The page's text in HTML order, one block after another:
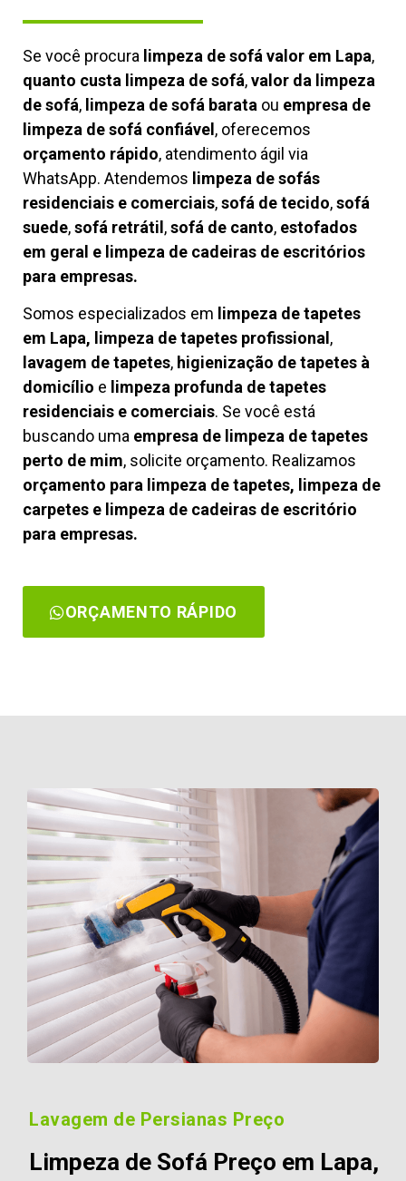
Se você procura limpeza de sofá valor em Lapa,
quanto custa limpeza de sofá,valor da limpeza
de sofá, limpeza de sofá barata ou empresa de
limpeza de sofá confiável, oferecemos
orçamento rápido, atendimento ágil via
WhatsApp. Atendemos limpeza desofás
residenciais e comerciais,sofá de tecido,sofá
suede,sofá retrátil,sofá de canto, estofados
em geral e limpeza de cadeiras de escritórios
para empresas.
Somos especializados em limpeza de tapetes
em Lapa, limpeza de tapetes profissional ,
lavagem de tapetes, higienização de tapetes à
domicílio e limpeza profunda de tapetes
residenciais e comerciais. Se você está
buscando uma empresa de limpeza de tapetes
perto de mim, solicite orçamento. Realizamos
orçamento para limpeza de tapetes, limpeza de
carpetes e limpeza de cadeiras de escritório
para empresas.
ORÇAMENTO RÁPIDO
Lavagem de Persianas Preço
Limpeza de Sofá Preço em Lapa,